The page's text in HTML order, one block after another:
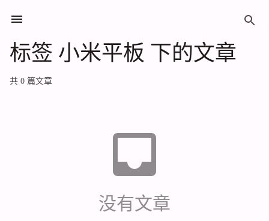
标签 小米平板 下的文章
共 0 篇文章
没有文章